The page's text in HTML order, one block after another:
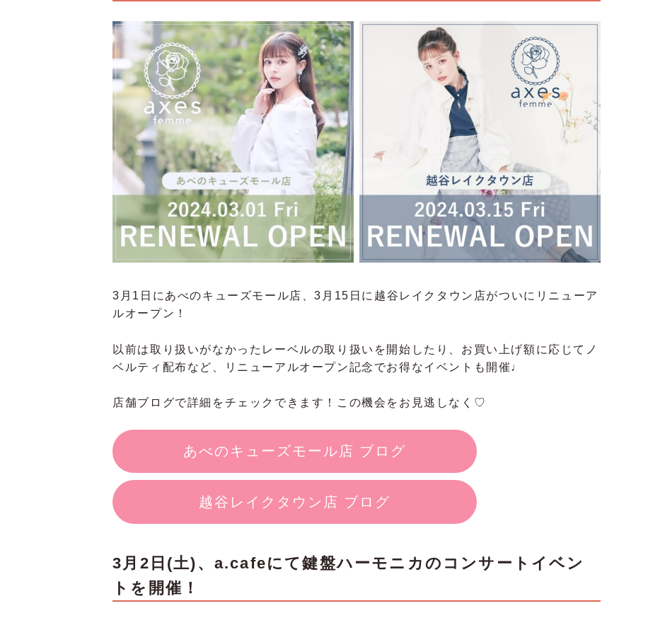
3月1日にあべのキューズモール店、3月15日に越谷レイクタウン店がついにリニューア
ルオープン！
以前は取り扱いがなかったレーベルの取り扱いを開始したり、お買い上げ額に応じてノ
ベルティ配布など、リニューアルオープン記念でお得なイベントも開催♩
店舗ブログで詳細をチェックできます！この機会をお見逃しなく♡
あべのキューズモール店 ブログ
越谷レイクタウン店 ブログ
3月2日(土)、a.cafeにて鍵盤ハーモニカのコンサートイベン
トを開催！